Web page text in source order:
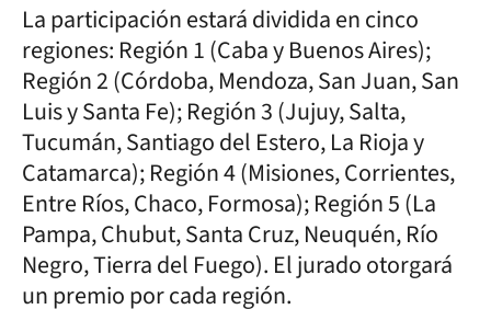
La participación estará dividida en cinco
regiones: Región 1 (Caba y Buenos Aires);
Región 2 (Córdoba, Mendoza, San Juan, San
Luis y Santa Fe); Región 3 (Jujuy, Salta,
Tucumán, Santiago del Estero, La Rioja y
Catamarca); Región 4 (Misiones, Corrientes,
Entre Ríos, Chaco, Formosa); Región 5 (La
Pampa, Chubut, Santa Cruz, Neuquén, Río
Negro, Tierra del Fuego). El jurado otorgará
un premio por cada región.